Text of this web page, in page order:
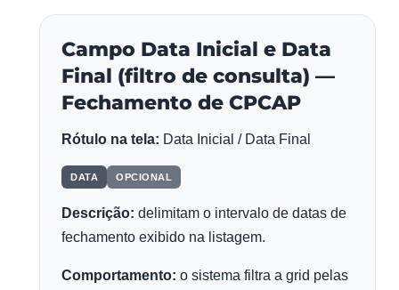
Campo Data Inicial e Data
Final (filtro de consulta) —
Fechamento de CPCAP
Rótulo na tela: Data Inicial / Data Final
DATA OPCIONAL
Descrição: delimitam o intervalo de datas de
fechamento exibido na listagem.
Comportamento: o sistema filtra a grid pelas